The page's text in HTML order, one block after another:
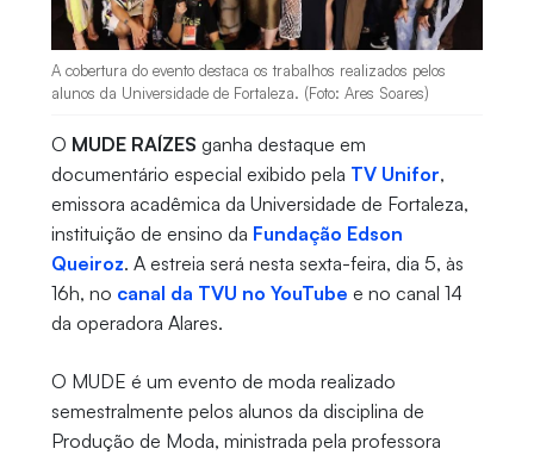
A cobertura do evento destaca os trabalhos realizados pelos
alunos da Universidade de Fortaleza. (Foto: Ares Soares)
O MUDE RAÍZES ganha destaque em
documentário especial exibido pela TV Unifor,
emissora acadêmica da Universidade de Fortaleza,
instituição de ensino da Fundação Edson
Queiroz. A estreia será nesta sexta-feira, dia 5, às
16h, no canal da TVU no YouTube e no canal 14
da operadora Alares.
O MUDE é um evento de moda realizado
semestralmente pelos alunos da disciplina de
Produção de Moda, ministrada pela professora